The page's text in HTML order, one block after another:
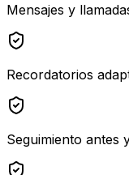
Mensajes y
Recordatorios
Seguimiento antes